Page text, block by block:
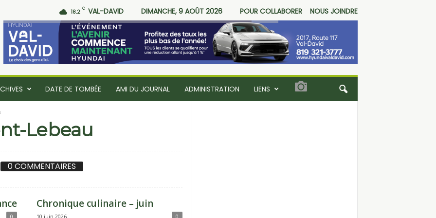
18.2 C VAL-DAVID DIMANCHE, 9 AOÛT 2026 POUR COLLABORER
NOUS JOINDRE
DATE DE TOMBÉE AMI DU JOURNAL ADMINISTRATION LIENS
Lebeau
0 COMMENTAIRES
0
Chronique culinaire – juin
10 juin 2026 0